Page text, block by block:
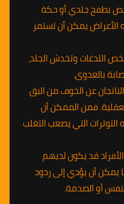
بطفح جلدي أو حكة
الأعراض يمكن أن تستمر
اللدغات وتخدش الجلد،
بالعدوى.
عن الخوف من البق
فمن الممكن أن
التي يصعب التغلب
قد يكون لديهم
يمكن أن يؤدي إلى ردود
أو الصدمة.